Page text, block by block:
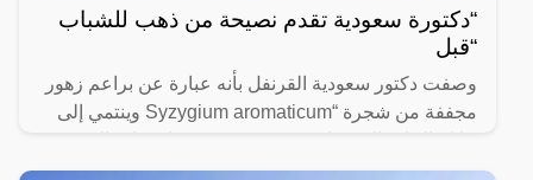
“دكتورة سعودية تقدم نصيحة من ذهب للشباب
“قبل
وصفت دكتور سعودية القرنفل بأنه عبارة عن براعم زهور
مجففة من شجرة “Syzygium aromaticum وينتمي إلى
ينمو في